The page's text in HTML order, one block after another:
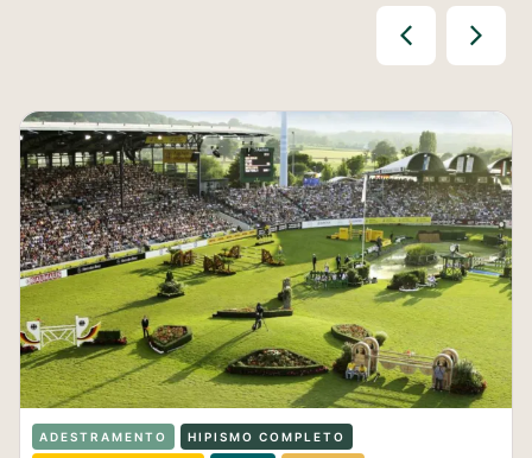
ADESTRAMENTO HIPISMO COMPLETO